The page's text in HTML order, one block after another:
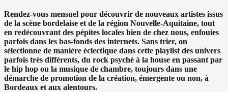
Rendez-vous mensuel pour découvrir de nouveaux artistes issus
de la scène bordelaise et de la région Nouvelle-Aquitaine, tout
en redécouvrant des pépites locales bien de chez nous, enfouies
parfois dans les bas-fonds des internets. Sans trier, on
sélectionne de manière éclectique dans cette playlist des univers
parfois très différents, du rock psyché à la house en passant par
le hip hop ou la musique de chambre, toujours dans une
démarche de promotion de la création, émergente ou non, à
Bordeaux et aux alentours.